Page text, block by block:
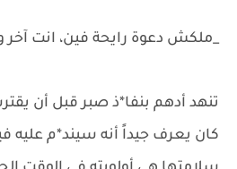
_ملكش دعوة رايحة فين، انت آخر
تنهد أدهم بنفا*ذ صبر قبل أن
كان يعرف جيداً أنه سيند*م عليه